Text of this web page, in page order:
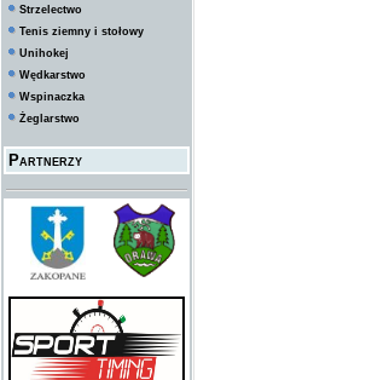
Strzelectwo
Tenis ziemny i stołowy
Unihokej
Wędkarstwo
Wspinaczka
Żeglarstwo
Partnerzy